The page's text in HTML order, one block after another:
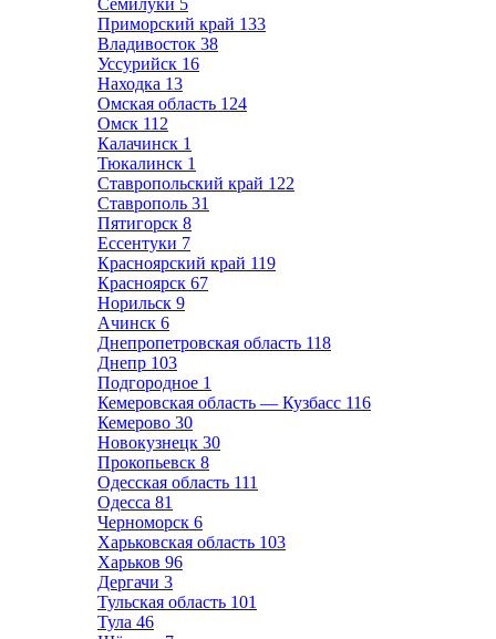
Семилуки 5
Приморский край 133
Владивосток 38
Уссурийск 16
Находка 13
Омская область 124
Омск 112
Калачинск 1
Тюкалинск 1
Ставропольский край 122
Ставрополь 31
Пятигорск 8
Ессентуки 7
Красноярский край 119
Красноярск 67
Норильск 9
Ачинск 6
Днепропетровская область 118
Днепр 103
Подгородное 1
Кемеровская область — Кузбасс 116
Кемерово 30
Новокузнецк 30
Прокопьевск 8
Одесская область 111
Одесса 81
Черноморск 6
Харьковская область 103
Харьков 96
Дергачи 3
Тульская область 101
Тула 46